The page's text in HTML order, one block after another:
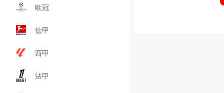
欧冠
德甲
西甲
法甲